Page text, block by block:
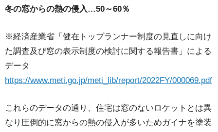
冬の窓からの熱の侵入…50～60％
※経済産業省「健在トップランナー制度の見直しに向け
た調査及び窓の表示制度の検討に関する報告書」による
データ
https://www.meti.go.jp/meti_lib/report/2022FY/000069.pdf
これらのデータの通り、住宅は窓のないロケットとは異
なり圧倒的に窓からの熱の侵入が多いためガイナを塗装